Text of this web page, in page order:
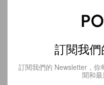
訂閱我
訂閱我們的 Newsletter，你
聞和最